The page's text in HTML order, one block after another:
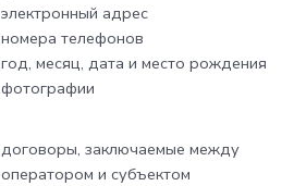
электронный адрес
номера телефонов
год, месяц, дата и место рождения
фотографии
договоры, заключаемые между
оператором и субъектом